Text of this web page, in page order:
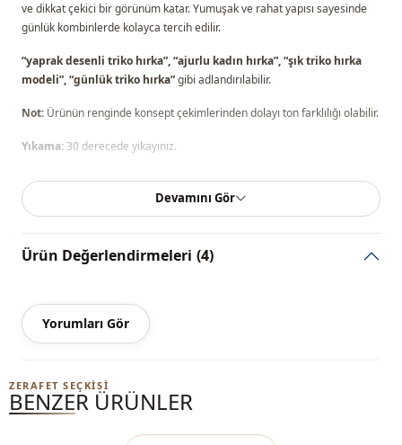
ve dikkat çekici bir görünüm katar. Yumuşak ve rahat yapısı sayesinde
günlük kombinlerde kolayca tercih edilir.
“yaprak desenli triko hırka”, “ajurlu kadın hırka”, “şık triko hırka
modeli”, “günlük triko hırka”gibi adlandırılabilir.
Not: Ürünün renginde konsept çekimlerinden dolayı ton farklılığı olabilir.
Yıkama: 30 derecede yıkayınız.
%100 Akrilik
Yaka Bisiklet yaka
Kapama şekli̇ Düğmeli
Kumaş
Kategori̇ Hırka
Devamını Gör
Ürün Değerlendirmeleri (4)
Yorumları Gör
ZERAFET SEÇKISI
BENZER ÜRÜNLER